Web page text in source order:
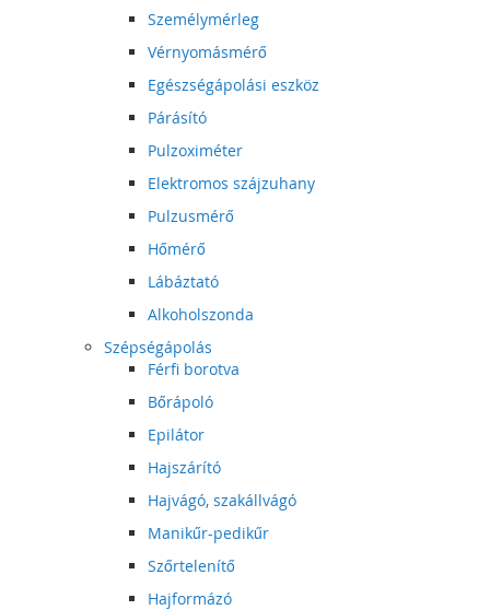
Személymérleg
Vérnyomásmérő
Egészségápolási eszköz
Párásító
Pulzoximéter
Elektromos szájzuhany
Pulzusmérő
Hőmérő
Lábáztató
Alkoholszonda
Szépségápolás
Férfi borotva
Bőrápoló
Epilátor
Hajszárító
Hajvágó, szakállvágó
Manikűr-pedikűr
Szőrtelenítő
Hajformázó